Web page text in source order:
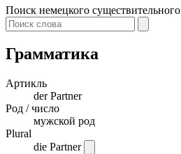
Поиск немецкого существительного
Грамматика
Артикль
derPartner
Род / число
мужской род
Plural
die Partner